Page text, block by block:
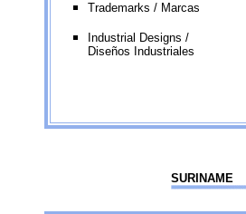
Trademarks / Marcas
Industrial Designs /
Diseños Industriales
SURINAME